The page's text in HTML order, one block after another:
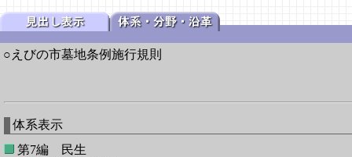
○えびの市墓地条例施行規則
体系表示
第7編 民生